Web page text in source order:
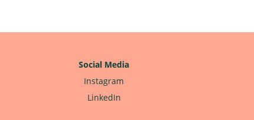
Social Media
Instagram
LinkedIn